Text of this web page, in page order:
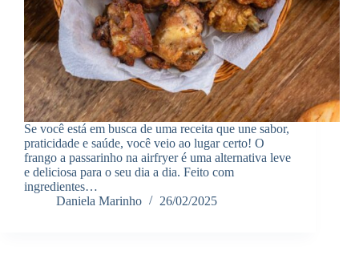
Se você está em busca de uma receita que une sabor,
praticidade e saúde, você veio ao lugar certo! O
frango a passarinho na airfryer é uma alternativa leve
e deliciosa para o seu dia a dia. Feito com
ingredientes…
Daniela Marinho
26/02/2025